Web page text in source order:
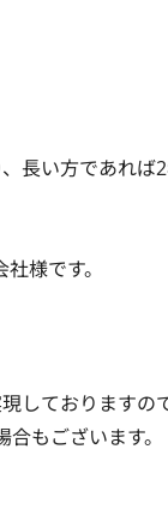
長い方であれば
様です。
しておりますの
もございます。